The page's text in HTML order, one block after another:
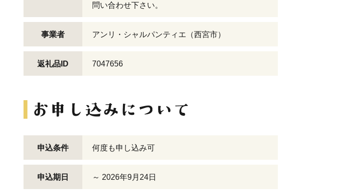
問い合わせ下さい。
事業者 アンリ・シャルパンティエ（西宮市）
返礼品ID 7047656
申込条件 何度も申し込み可
申込期日 ～ 2026年9月24日